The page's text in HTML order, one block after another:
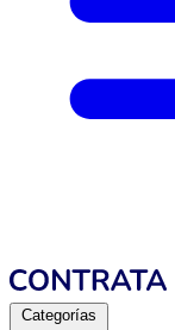
Categorías